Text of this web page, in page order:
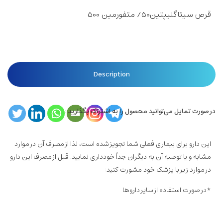
قرص سیتاگلیپتین۵۰/ متفورمین ۵۰۰
Description
در صورت تمایل می‌توانید محصول را به اشتراک بگذارید :
این دارو برای بیماری فعلی شما تجویز شده است، لذا از مصرف آن در موارد
مشابه و یا توصیه آن به دیگران جداً خودداری نمایید. قبل از مصرف این دارو
در موارد زیر با پزشک خود مشورت کنید:
*در صورت استفاده از سایر داروها